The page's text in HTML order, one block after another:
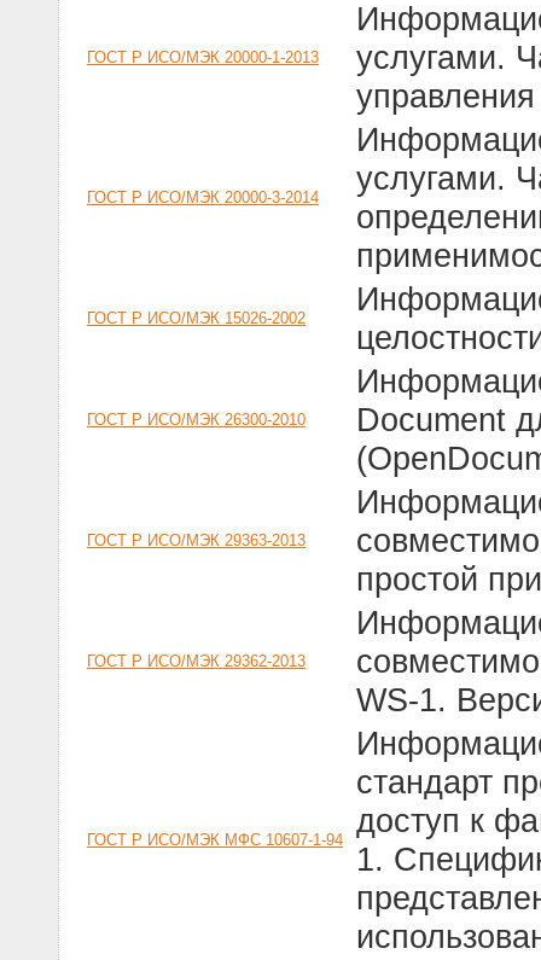
ГОСТ Р ИСО/МЭК 20000-1-2013
услугами.
ГОСТ Р ИСО/МЭК 20000-3-2014
услугами.
ГОСТ Р ИСО/МЭК 15026-2002
ГОСТ Р ИСО/МЭК 26300-2010
Document
ГОСТ Р ИСО/МЭК 29363-2013
простой
ГОСТ Р ИСО/МЭК 29362-2013
WS-1.
ГОСТ Р ИСО/МЭК МФС 10607-1-94
стандарт
доступ к
1.